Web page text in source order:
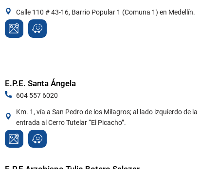
Calle 110 # 43-16, Barrio Popular 1 (Comuna 1) en Medellín.
E.P.E. Santa Ángela
604 557 6020
Km. 1, vía a San Pedro de los Milagros; al lado izquierdo de la
entrada al Cerro Tutelar “El Picacho”.